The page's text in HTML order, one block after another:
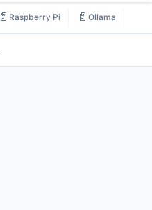
📄 Raspberry Pi 📄 Ollama